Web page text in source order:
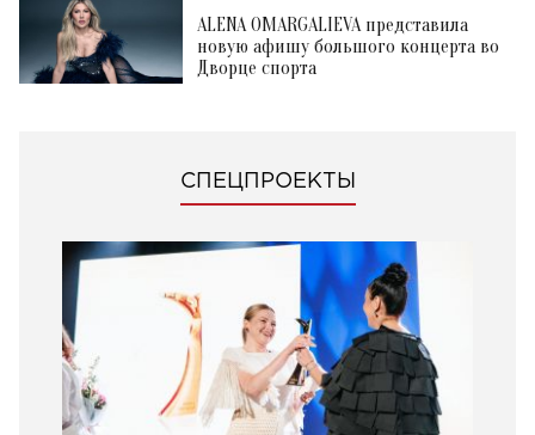
ALENA OMARGALIEVA представила
новую афишу большого концерта во
Дворце спорта
СПЕЦПРОЕКТЫ